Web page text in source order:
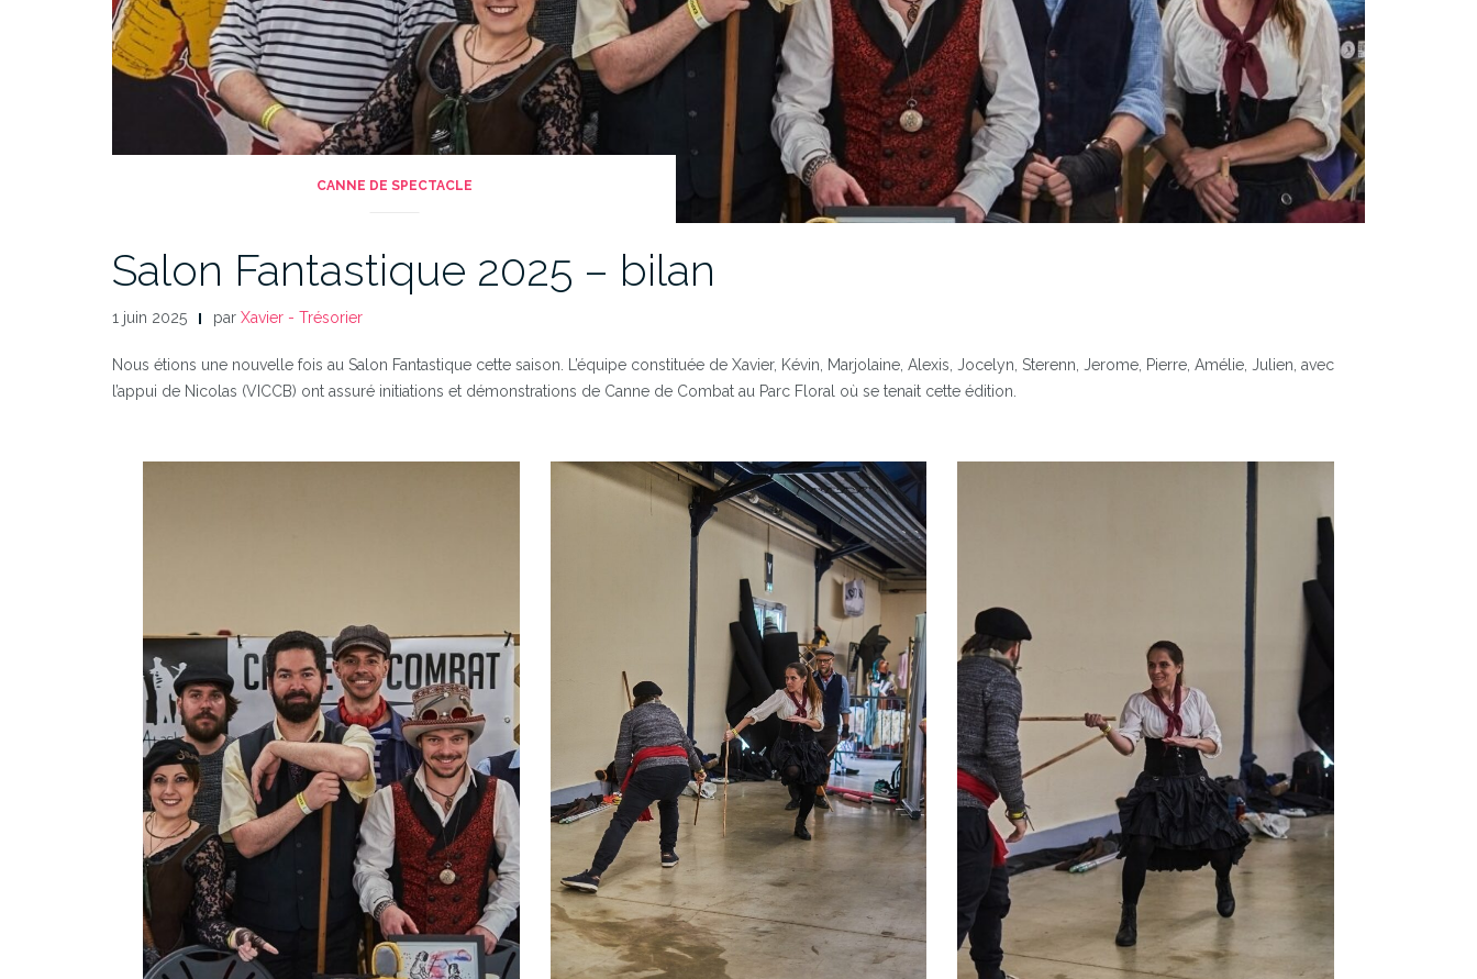
CANNE DE SPECTACLE
Salon Fantastique 2025 – bilan
1 juin 2025 par Xavier - Trésorier
Nous étions une nouvelle fois au Salon Fantastique cette saison. L’équipe constituée de Xavier, Kévin, Marjolaine, Alexis, Jocelyn, Sterenn, Jerome, Pierre, Amélie, Julien, avec
l’appui de Nicolas (VICCB) ont assuré initiations et démonstrations de Canne de Combat au Parc Floral où se tenait cette édition.